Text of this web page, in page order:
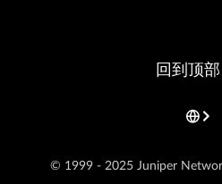
© 1999 - 2025 Juniper
回到顶部